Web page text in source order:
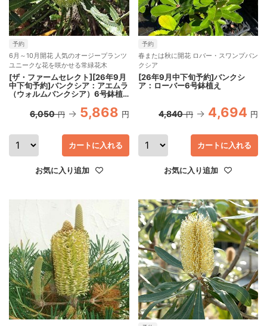
予約
6月～10月開花 人気のオージープランツ
ユニークな花を咲かせる常緑花木
[ザ・ファームセレクト][26年9月
中下旬予約]バンクシア：アエムラ
（ウォルムバンクシア）6号鉢植
6,050 円 5,868 円
お気に入り追加
カートに入れる
予約
春または秋に開花 ロバー・スワンプバン
クシア
[26年9月中下旬予約]バンクシ
ア：ローバー6号鉢植え
4,840 円 4,694 円
お気に入り追加
カートに入れる